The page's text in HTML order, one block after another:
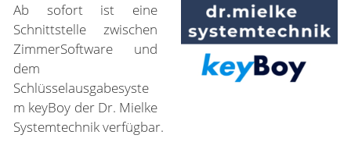
Ab sofort ist eine
Schnittstelle zwischen
ZimmerSoftware und
dem
Schlüsselausgabesyste
m keyBoy der Dr. Mielke
Systemtechnik verfügbar.